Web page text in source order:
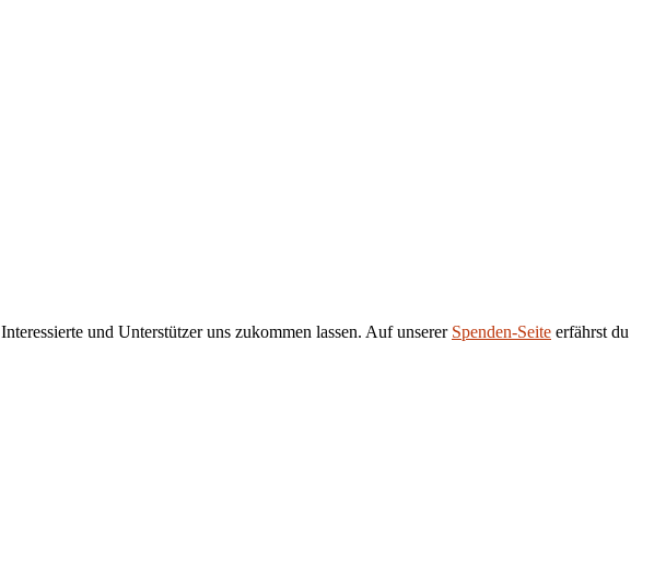
und Unterstützer uns zukommen lassen. Auf unserer Spenden-Seite erfährst du